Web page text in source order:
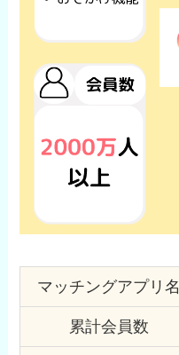
マッチングアプリ名
累計会員数